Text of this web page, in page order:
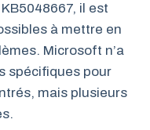
il est
à mettre en
Microsoft n’a
spécifiques pour
mais plusieurs